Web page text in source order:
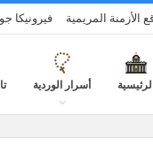
الأزمنة المريمية فيرونيكا
الرئيسية أسرار الوردية